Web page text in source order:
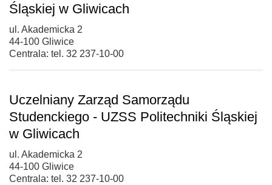
Śląskiej w Gliwicach
ul. Akademicka 2
44-100 Gliwice
Centrala: tel. 32 237-10-00
Uczelniany Zarząd Samorządu
Studenckiego - UZSS Politechniki Śląskiej
w Gliwicach
ul. Akademicka 2
44-100 Gliwice
Centrala: tel. 32 237-10-00